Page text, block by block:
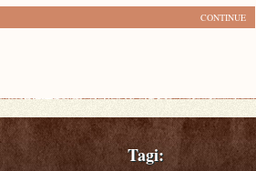
CONTINUE
Tagi: